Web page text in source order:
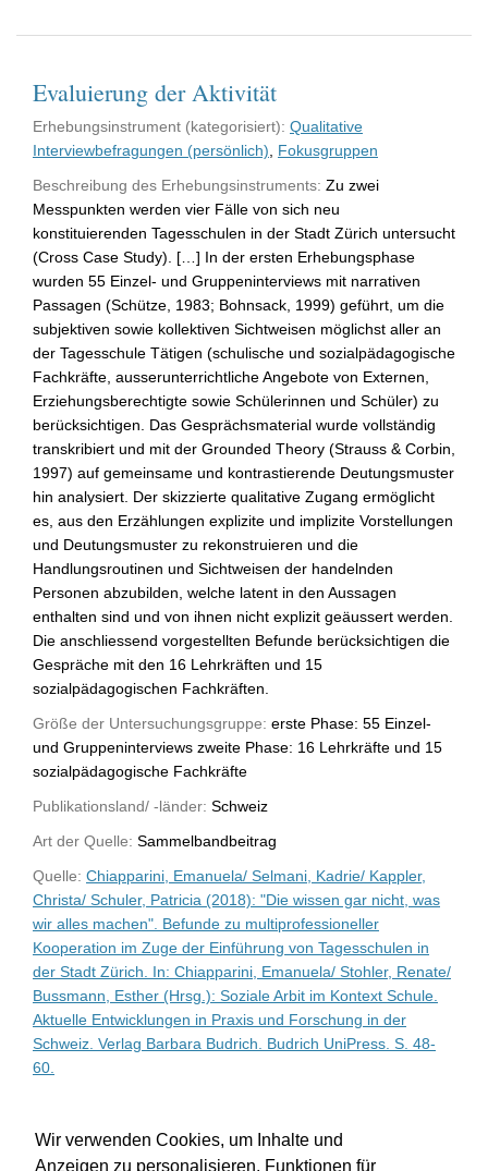
Wir verwenden Cookies, um Inhalte und
Anzeigen zu personalisieren, Funktionen für
Evaluierung der Aktivität
Erhebungsinstrument (kategorisiert): Qualitative
Interviewbefragungen (persönlich)
Fokusgruppen
Beschreibung des Erhebungsinstruments: Zu zwei
Messpunkten werden vier Fälle von sich neu
konstituierenden Tagesschulen in der Stadt Zürich untersucht
(Cross Case Study). […] In der ersten Erhebungsphase
wurden 55 Einzel- und Gruppeninterviews mit narrativen
Passagen (Schütze, 1983; Bohnsack, 1999) geführt, um die
subjektiven sowie kollektiven Sichtweisen möglichst aller an
der Tagesschule Tätigen (schulische und sozialpädagogische
Fachkräfte, ausserunterrichtliche Angebote von Externen,
Erziehungsberechtigte sowie Schülerinnen und Schüler) zu
berücksichtigen. Das Gesprächsmaterial wurde vollständig
transkribiert und mit der Grounded Theory (Strauss & Corbin,
1997) auf gemeinsame und kontrastierende Deutungsmuster
hin analysiert. Der skizzierte qualitative Zugang ermöglicht
es, aus den Erzählungen explizite und implizite Vorstellungen
und Deutungsmuster zu rekonstruieren und die
Handlungsroutinen und Sichtweisen der handelnden
Personen abzubilden, welche latent in den Aussagen
enthalten sind und von ihnen nicht explizit geäussert werden.
Die anschliessend vorgestellten Befunde berücksichtigen die
Gespräche mit den 16 Lehrkräften und 15
sozialpädagogischen Fachkräften.
Größe der Untersuchungsgruppe: erste Phase: 55 Einzel-
und Gruppeninterviews zweite Phase: 16 Lehrkräfte und 15
sozialpädagogische Fachkräfte
Publikationsland/ -länder: Schweiz
Art der Quelle: Sammelbandbeitrag
Quelle: Chiapparini, Emanuela/ Selmani, Kadrie/ Kappler,
Christa/ Schuler, Patricia (2018): "Die wissen gar nicht, was
wir alles machen". Befunde zu multiprofessioneller
Kooperation im Zuge der Einführung von Tagesschulen in
der Stadt Zürich. In: Chiapparini, Emanuela/ Stohler, Renate/
Bussmann, Esther (Hrsg.): Soziale Arbit im Kontext Schule.
Aktuelle Entwicklungen in Praxis und Forschung in der
Schweiz. Verlag Barbara Budrich. Budrich UniPress. S. 48-
60.